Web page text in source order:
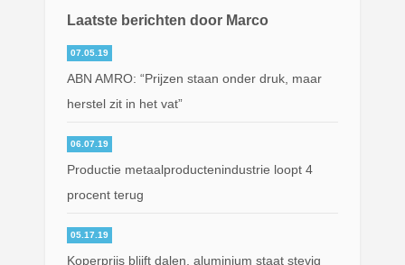
Laatste berichten door Marco
07.05.19
ABN AMRO: “Prijzen staan onder druk, maar
herstel zit in het vat”
06.07.19
Productie metaalproductenindustrie loopt 4
procent terug
05.17.19
Koperprijs blijft dalen, aluminium staat stevig